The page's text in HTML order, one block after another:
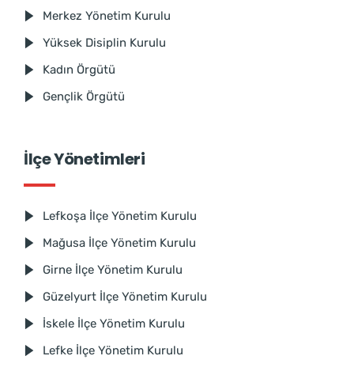
Merkez Yönetim Kurulu
Yüksek Disiplin Kurulu
Kadın Örgütü
Gençlik Örgütü
İlçe Yönetimleri
Lefkoşa İlçe Yönetim Kurulu
Mağusa İlçe Yönetim Kurulu
Girne İlçe Yönetim Kurulu
Güzelyurt İlçe Yönetim Kurulu
İskele İlçe Yönetim Kurulu
Lefke İlçe Yönetim Kurulu